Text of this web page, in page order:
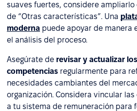
suaves fuertes, considere
de “Otras características”. Una
moderna puede apoyar de manera
el análisis del proceso.
Asegúrate de revisar y actualizar
competencias regularmente para
necesidades cambiantes del
organización. Considera vincular
a tu sistema de remuneración para